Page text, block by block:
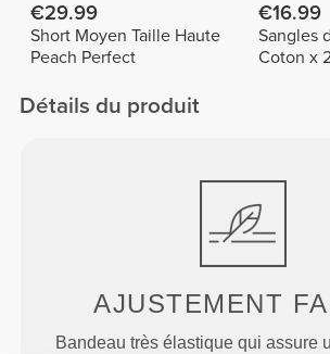
€29.99
Short Moyen Taille Haute
Peach Perfect
€16.99
Sangles
Coton
Détails du produit
AJUSTEMENT
Bandeau très élastique qui assure